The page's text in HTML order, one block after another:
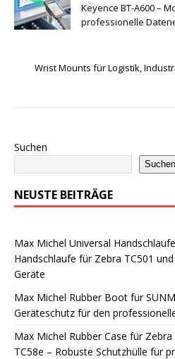
Keyence BT-A600 –
professionelle
Wrist Mounts für Logistik,
Suchen
Suchen
NEUSTE BEITRÄGE
Max Michel Universal
Handschlaufe für Zebra TC501
Geräte
Max Michel Rubber Boot für
Geräteschutz für den
Max Michel Rubber Case für
TC58e – Robuste Schutzhülle für